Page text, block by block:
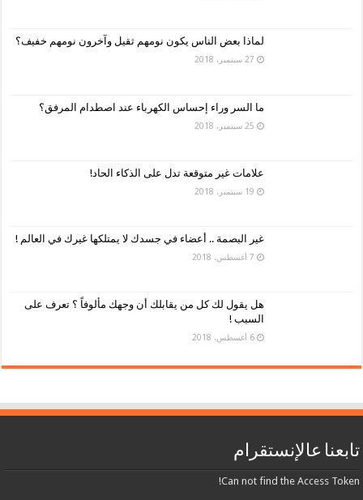
لماذا بعض الناس يكون نومهم ثقيل وآخرون نومهم خفيف؟
27 سبتمبر، 2018
ما السر وراء إحساس الكهرباء عند اصطدام المرفق؟
25 سبتمبر، 2018
علامات غير متوقعة تدل على الذكاء الحاد!
19 سبتمبر، 2018
غير البصمة .. أعضاء في جسدك لا يمتلكها غيرك في العالم !
7 أغسطس، 2018
هل يقول لك كل من يقابلك أن وجهك مألوفاً ؟ تعرف على
السبب !
6 أغسطس، 2018
تابعنا عالإنستقرام
Can not find the Access Token!